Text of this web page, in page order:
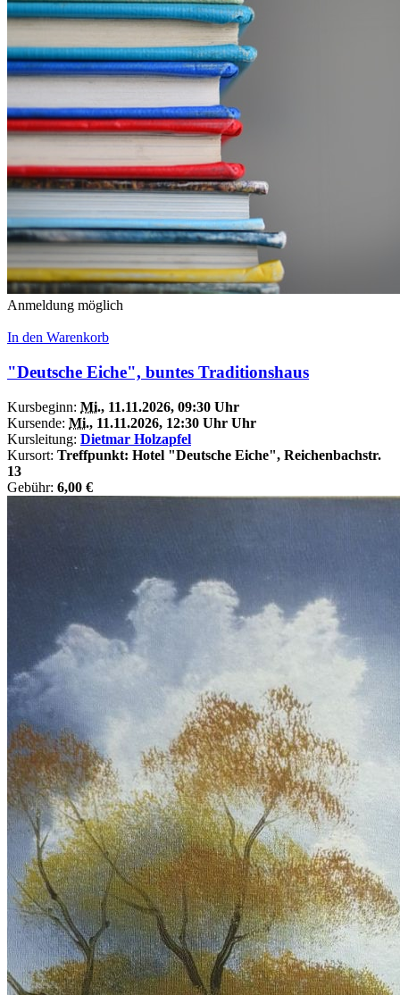
Anmeldung möglich
In den Warenkorb
"Deutsche Eiche", buntes Traditionshaus
Kursbeginn: Mi., 11.11.2026, 09:30 Uhr
Kursende: Mi., 11.11.2026, 12:30 Uhr Uhr
Kursleitung: Dietmar Holzapfel
Kursort: Treffpunkt: Hotel "Deutsche Eiche", Reichenbachstr.
13
Gebühr: 6,00 €